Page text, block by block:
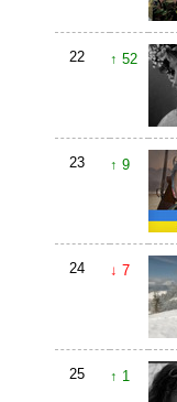
22 ↑ 52
23 ↑ 9
24 ↓ 7
25 ↑ 1